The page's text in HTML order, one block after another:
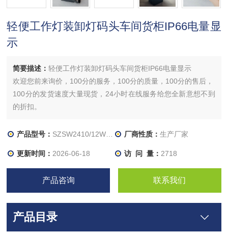
轻便工作灯装卸灯码头车间货柜IP66电量显
示
简要描述：轻便工作灯装卸灯码头车间货柜IP66电量显示
欢迎您前来询价，100分的服务，100分的质量，100分的售后，
100分的发货速度大量现货，24小时在线服务给您全新意想不到
的折扣。
产品型号： SZSW2410/12W/LED红蓝频闪 厂商性质： 生产厂家
更新时间： 2026-06-18 访 问 量： 2718
产品咨询 联系我们
产品目录